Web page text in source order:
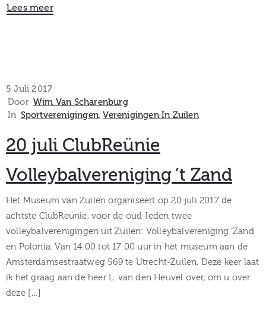
Lees meer
5 Juli 2017
Door Wim Van Scharenburg
In Sportverenigingen‚Verenigingen In Zuilen
20 juli ClubReünie
Volleybalvereniging ’t Zand
Het Museum van Zuilen organiseert op 20 juli 2017 de
achtste ClubReünie, voor de oud-leden twee
volleybalverenigingen uit Zuilen: Volleybalvereniging ‘Zand
en Polonia. Van 14:00 tot 17:00 uur in het museum aan de
Amsterdamsestraatweg 569 te Utrecht-Zuilen. Deze keer laat
ik het graag aan de heer L. van den Heuvel over, om u over
deze […]